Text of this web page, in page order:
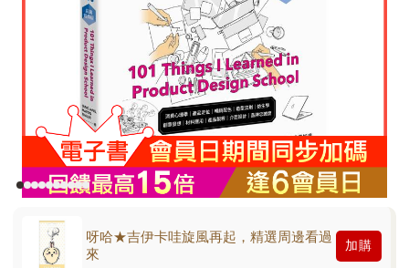
呀哈★吉伊卡哇旋風再起，精選周邊看過
來
加購